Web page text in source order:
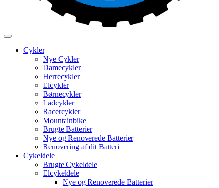
Cykler
Nye Cykler
Damecykler
Herrecykler
Elcykler
Børnecykler
Ladcykler
Racercykler
Mountainbike
Brugte Batterier
Nye og Renoverede Batterier
Renovering af dit Batteri
Cykeldele
Brugte Cykeldele
Elcykeldele
Nye og Renoverede Batterier